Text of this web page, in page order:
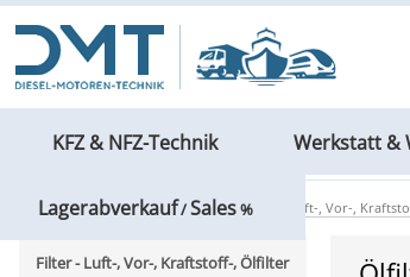
KFZ & NFZ-Technik Werkstatt &
Lagerabverkauf/Sales%
Forst- & Gartentechnik Filter - Luft-, Vor-,
Filter - Luft-, Vor-, Kraftstoff-, Ölfilter